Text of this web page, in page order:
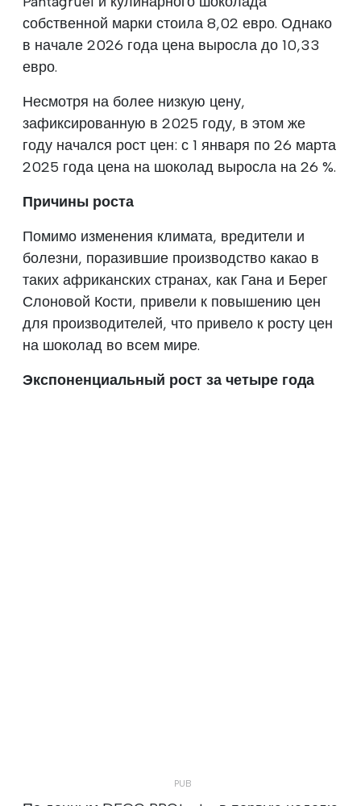
собственной марки стоила 8,02 евро. Однако
в начале 2026 года цена выросла до 10,33
евро.
Несмотря на более низкую цену,
зафиксированную в 2025 году, в этом же
году начался рост цен: с 1 января по 26 марта
2025 года цена на шоколад выросла на 26 %.
Причины роста
Помимо изменения климата, вредители и
болезни, поразившие производство какао в
таких африканских странах, как Гана и Берег
Слоновой Кости, привели к повышению цен
для производителей, что привело к росту цен
на шоколад во всем мире.
Экспоненциальный рост за четыре года